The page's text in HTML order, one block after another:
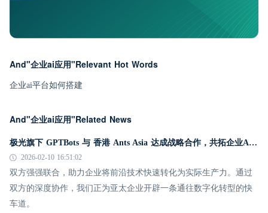
And"企业ai应用"Relevant Hot Words
企业ai平台如何搭建
And"企业ai应用"Related News
极光旗下 GPTBots 与 香港 Ants Asia 达成战略合作，共拓企业AI应用创新高地
2026-02-10 16:51:02
双方强强联合，助力企业将前沿技术快速转化为实际生产力。通过
双方的深度协作，我们正为亚太企业开辟一条通往数字化转型的快
车道。